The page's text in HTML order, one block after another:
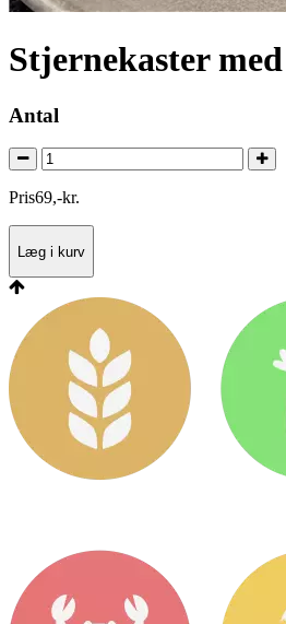
Stjernekaster
Antal
Pris69,-kr.
Læg i kurv